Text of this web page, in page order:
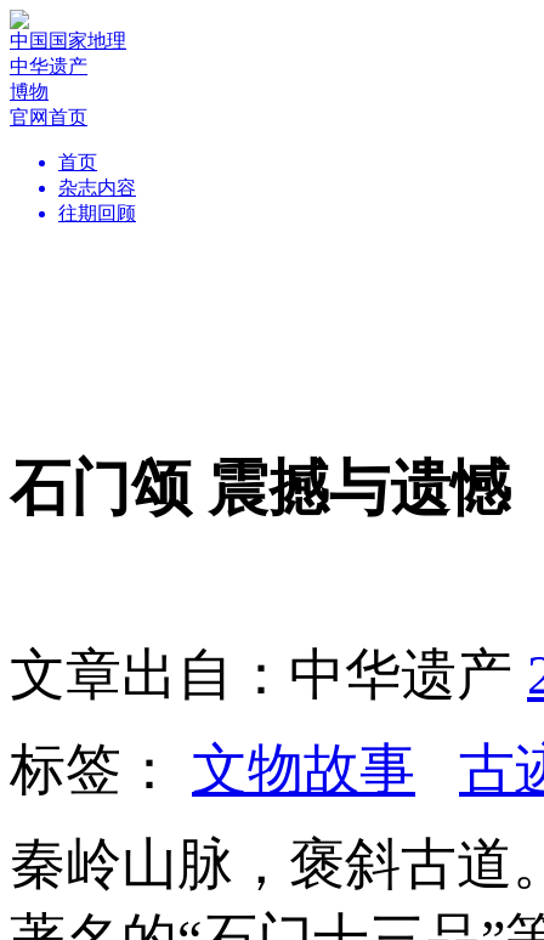
中国国家地理
中华遗产
博物
官网首页
首页
杂志内容
往期回顾
石门颂 震撼与遗憾
文章出自：中华遗产
标签： 文物故事
古
秦岭山脉，褒斜古道